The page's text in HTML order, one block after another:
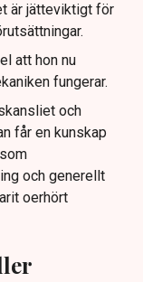
är jätteviktigt för
att hon nu
fungerar.
och
får en kunskap
och generellt
oerhört